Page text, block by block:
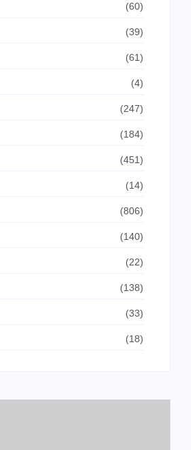
(60)
(39)
(61)
(4)
(247)
(184)
(451)
(14)
(806)
(140)
(22)
(138)
(33)
(18)